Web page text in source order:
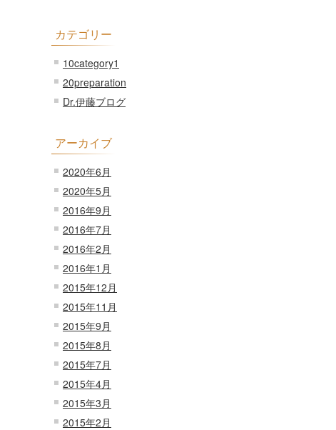
カテゴリー
10category1
20preparation
Dr.伊藤ブログ
アーカイブ
2020年6月
2020年5月
2016年9月
2016年7月
2016年2月
2016年1月
2015年12月
2015年11月
2015年9月
2015年8月
2015年7月
2015年4月
2015年3月
2015年2月